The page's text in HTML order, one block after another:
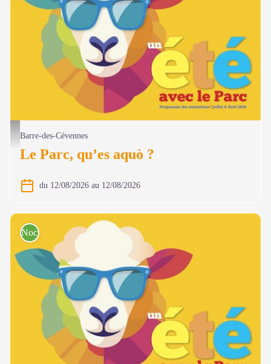
@ Olivier Prohin
Barre-des-Cévennes
Le Parc, qu’es aquò ?
du 12/08/2026 au 12/08/2026
Nocturnes